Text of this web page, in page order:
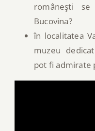
româneşti
Bucovina?
în localitatea
muzeu
pot fi admirate